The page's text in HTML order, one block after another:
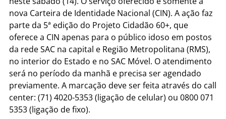
nova Carteira de Identidade Nacional (CIN). A ação faz
parte da 5ª edição do Projeto Cidadão 60+, que
oferece a CIN apenas para o público idoso em postos
da rede SAC na capital e Região Metropolitana (RMS),
no interior do Estado e no SAC Móvel. O atendimento
será no período da manhã e precisa ser agendado
previamente. A marcação deve ser feita através do call
center: (71) 4020-5353 (ligação de celular) ou 0800 071
5353 (ligação de fixo).